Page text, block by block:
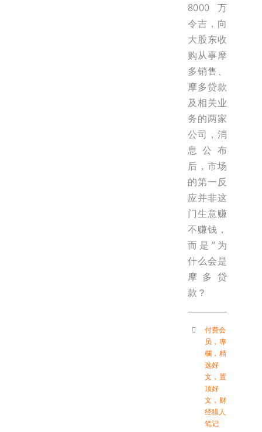
8000万
令吉，向
大股东收
购从事摩
多销售、
摩多贷款
及相关业
务的两家
公司，消
息公布
后，市场
的第一反
应并非这
门生意赚
不赚钱，
而是“为
什么会是
摩多贷
款？
付费会
员 ， 專
欄 ， 精
选好
文 ， 置
顶好
文 ， 财
经猎人
笔记